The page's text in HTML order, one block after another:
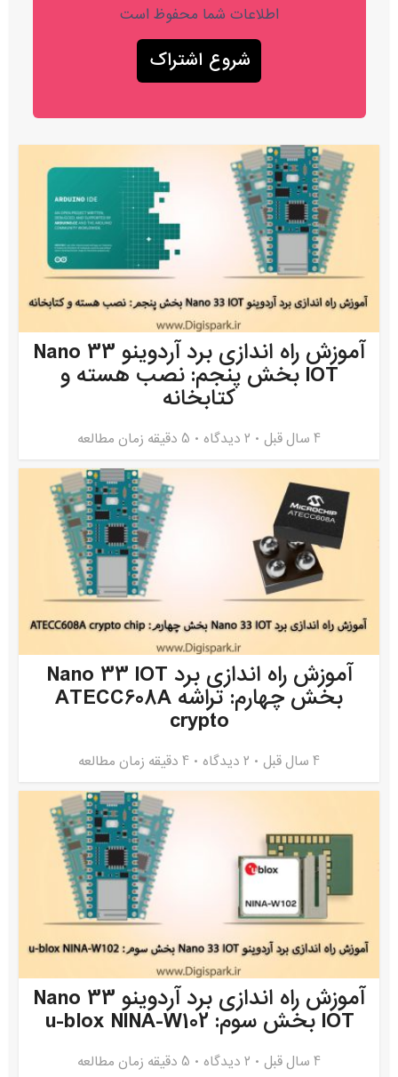
اطلاعات شما محفوظ است
آموزش راه اندازی برد آردوینو Nano 33
IOT بخش پنجم: نصب هسته و
کتابخانه
4 سال قبل ۲ دیدگاه 5 دقیقه زمان مطالعه
آموزش راه اندازی برد Nano 33 IOT
بخش چهارم: تراشه ATECC608A
crypto
4 سال قبل ۲ دیدگاه 4 دقیقه زمان مطالعه
آموزش راه اندازی برد آردوینو Nano 33
IOT بخش سوم: u-blox NINA-W102
4 سال قبل ۲ دیدگاه 5 دقیقه زمان مطالعه